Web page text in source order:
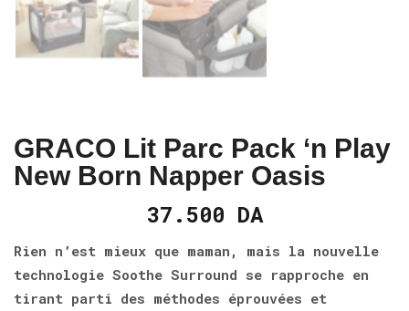
GRACO Lit Parc Pack ‘n Play
New Born Napper Oasis
37.500 DA
Rien n’est mieux que maman, mais la nouvelle
technologie Soothe Surround se rapproche en
tirant parti des méthodes éprouvées et